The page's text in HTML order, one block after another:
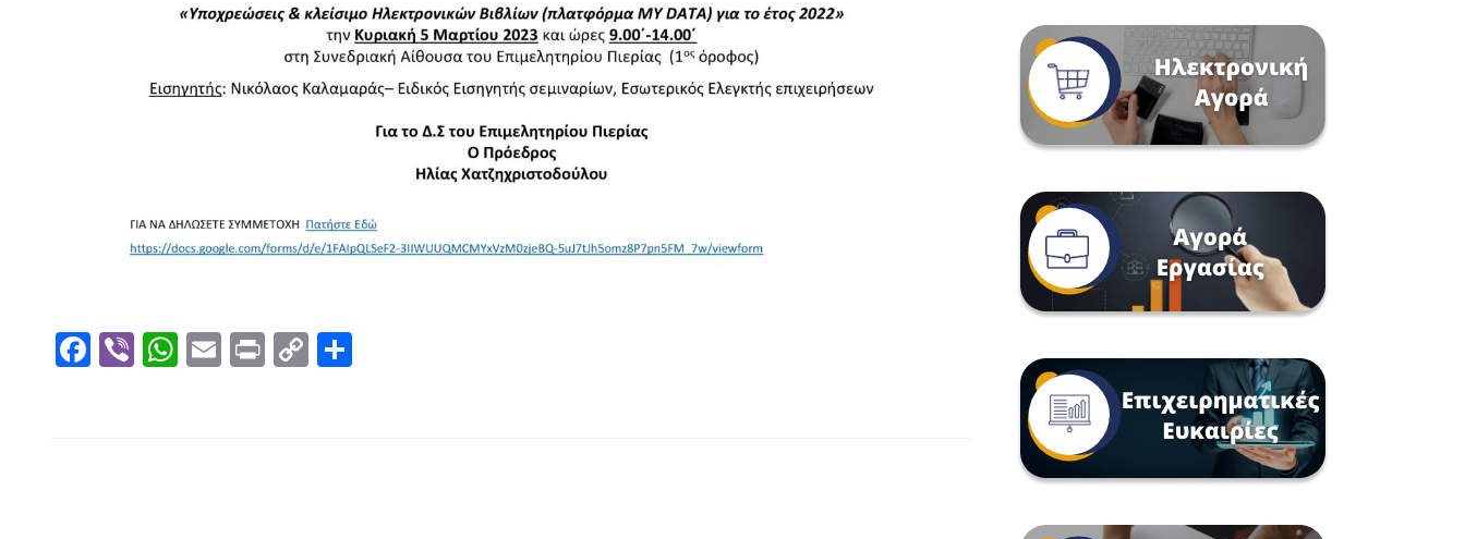
Facebook
ViberWhatsApp
EmailPrintCopy